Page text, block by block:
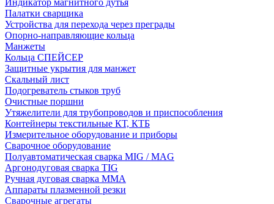
Индикатор магнитного дутья
Палатки сварщика
Устройства для перехода через преграды
Опорно-направляющие кольца
Манжеты
Кольца СПЕЙСЕР
Защитные укрытия для манжет
Скальный лист
Подогреватель стыков труб
Очистные поршни
Утяжелители для трубопроводов и приспособления
Контейнеры текстильные КТ, КТБ
Измерительное оборудование и приборы
Сварочное оборудование
Полуавтоматическая сварка MIG / MAG
Аргонодуговая сварка TIG
Ручная дуговая сварка ММА
Аппараты плазменной резки
Сварочные агрегаты